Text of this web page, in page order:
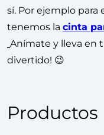
sí. Por ejemplo
tenemos la cinta
Anímate y lleva en
divertido! 😉
Productos